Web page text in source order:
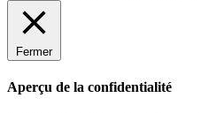
Fermer
Aperçu de la confidentialité